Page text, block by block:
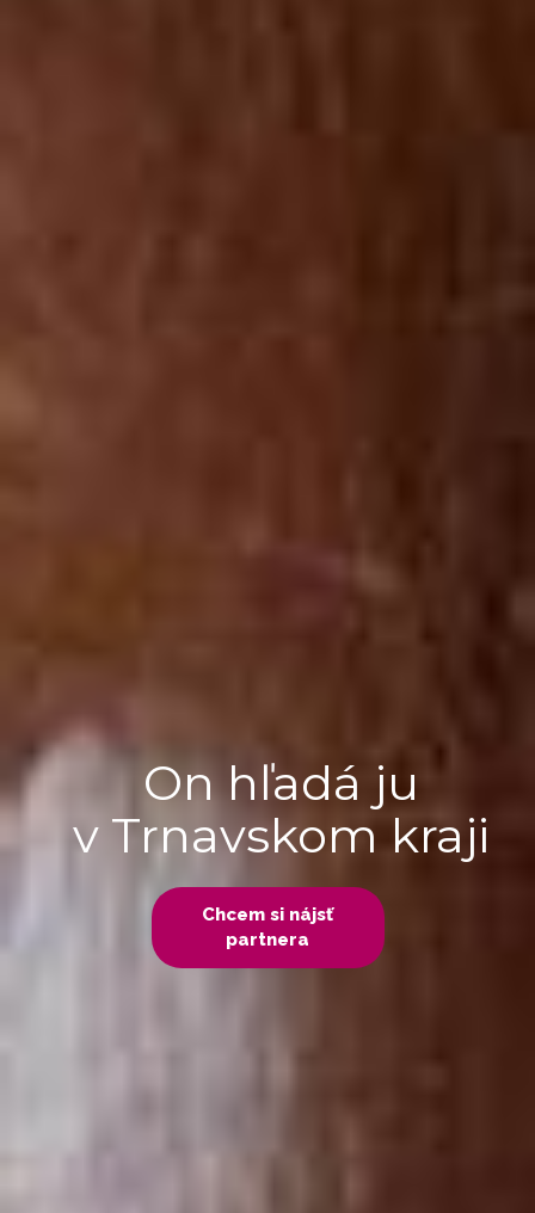
Chcem si nájsť
partnera
On hľadá ju
v Trnavskom kraji